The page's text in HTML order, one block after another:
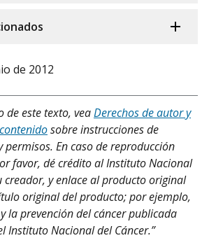
de 2012
de este texto, veaDerechos de autor y
sobre instrucciones de
permisos. En caso de reproducción
favor, dé crédito al Instituto Nacional
creador, y enlace al producto original
original del producto; por ejemplo,
la prevención del cáncer publicada
Instituto Nacional del Cáncer.”